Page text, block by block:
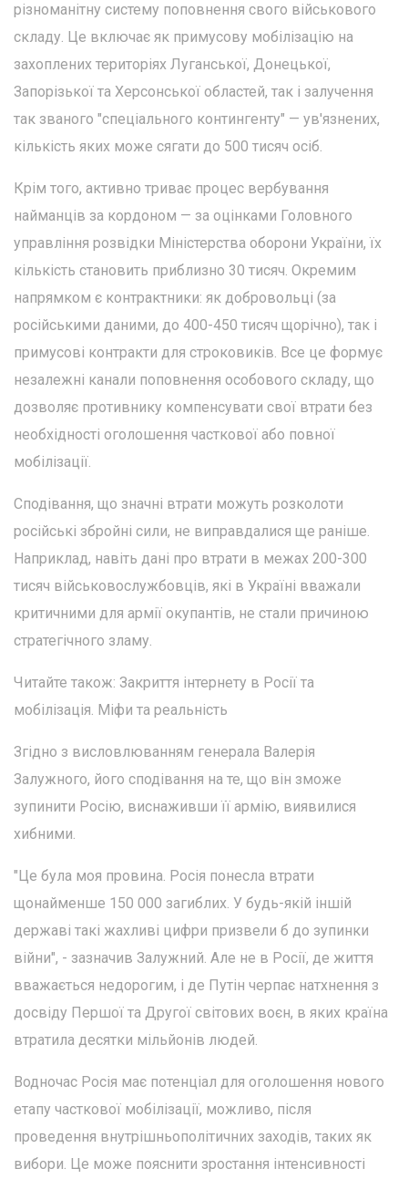
різноманітну систему поповнення свого військового
складу. Це включає як примусову мобілізацію на
захоплених територіях Луганської, Донецької,
Запорізької та Херсонської областей, так і залучення
так званого "спеціального контингенту" — ув'язнених,
кількість яких може сягати до 500 тисяч осіб.
Крім того, активно триває процес вербування
найманців за кордоном — за оцінками Головного
управління розвідки Міністерства оборони України, їх
кількість становить приблизно 30 тисяч. Окремим
напрямком є контрактники: як добровольці (за
російськими даними, до 400-450 тисяч щорічно), так і
примусові контракти для строковиків. Все це формує
незалежні канали поповнення особового складу, що
дозволяє противнику компенсувати свої втрати без
необхідності оголошення часткової або повної
мобілізації.
Сподівання, що значні втрати можуть розколоти
російські збройні сили, не виправдалися ще раніше.
Наприклад, навіть дані про втрати в межах 200-300
тисяч військовослужбовців, які в Україні вважали
критичними для армії окупантів, не стали причиною
стратегічного зламу.
Читайте також: Закриття інтернету в Росії та
мобілізація. Міфи та реальність
Згідно з висловлюванням генерала Валерія
Залужного, його сподівання на те, що він зможе
зупинити Росію, виснаживши її армію, виявилися
хибними.
"Це була моя провина. Росія понесла втрати
щонайменше 150 000 загиблих. У будь-якій іншій
державі такі жахливі цифри призвели б до зупинки
війни", - зазначив Залужний. Але не в Росії, де життя
вважається недорогим, і де Путін черпає натхнення з
досвіду Першої та Другої світових воєн, в яких країна
втратила десятки мільйонів людей.
Водночас Росія має потенціал для оголошення нового
етапу часткової мобілізації, можливо, після
проведення внутрішньополітичних заходів, таких як
вибори. Це може пояснити зростання інтенсивності